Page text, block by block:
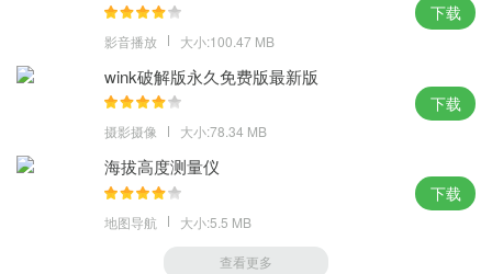
影音播放 大小:100.47 MB
下载
wink破解版永久免费版最新版
摄影摄像 大小:78.34 MB
下载
海拔高度测量仪
地图导航 大小:5.5 MB
下载
查看更多